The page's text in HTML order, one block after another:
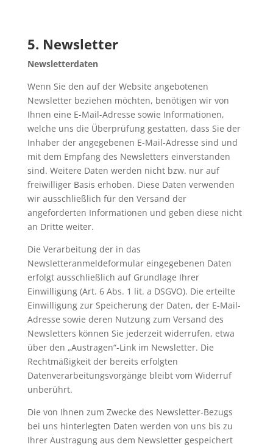
5. Newsletter
Newsletterdaten
Wenn Sie den auf der Website angebotenen
Newsletter beziehen möchten, benötigen wir von
Ihnen eine E-Mail-Adresse sowie Informationen,
welche uns die Überprüfung gestatten, dass Sie der
Inhaber der angegebenen E-Mail-Adresse sind und
mit dem Empfang des Newsletters einverstanden
sind. Weitere Daten werden nicht bzw. nur auf
freiwilliger Basis erhoben. Diese Daten verwenden
wir ausschließlich für den Versand der
angeforderten Informationen und geben diese nicht
an Dritte weiter.
Die Verarbeitung der in das
Newsletteranmeldeformular eingegebenen Daten
erfolgt ausschließlich auf Grundlage Ihrer
Einwilligung (Art. 6 Abs. 1 lit. a DSGVO). Die erteilte
Einwilligung zur Speicherung der Daten, der E-Mail-
Adresse sowie deren Nutzung zum Versand des
Newsletters können Sie jederzeit widerrufen, etwa
über den „Austragen“-Link im Newsletter. Die
Rechtmäßigkeit der bereits erfolgten
Datenverarbeitungsvorgänge bleibt vom Widerruf
unberührt.
Die von Ihnen zum Zwecke des Newsletter-Bezugs
bei uns hinterlegten Daten werden von uns bis zu
Ihrer Austragung aus dem Newsletter gespeichert